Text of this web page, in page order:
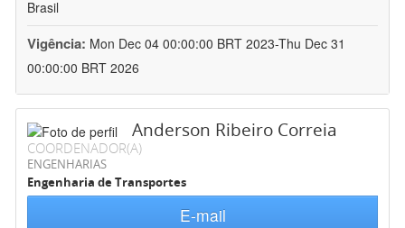
Brasil
Vigência: Mon Dec 04 00:00:00 BRT 2023-Thu Dec 31
00:00:00 BRT 2026
Anderson Ribeiro Correia
COORDENADOR(A)
ENGENHARIAS
Engenharia de Transportes
E-mail